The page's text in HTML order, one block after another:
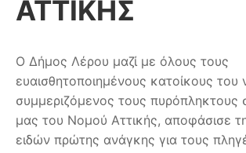
ΑΤΤΙΚΗΣ
Ο Δήμος Λέρου μαζί με όλους τους
ευαισθητοποιημένους κατοίκους του
συμμεριζόμενος τους πυρόπληκτους
μας του Νομού Αττικής, αποφάσισε
ειδών πρώτης ανάγκης για τους